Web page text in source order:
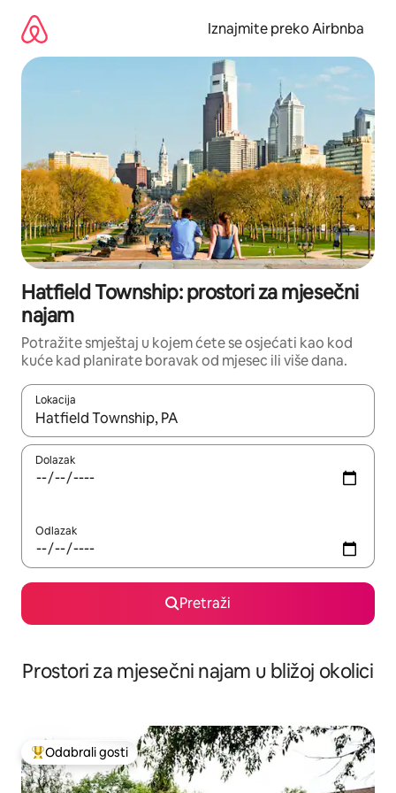
sadržaj
Iznajmite preko Airbnba
Hatfield Township: prostori za mjesečni
najam
Potražite smještaj u kojem ćete se osjećati kao kod
kuće kad planirate boravak od mjesec ili više dana.
Lokacija
Kada budu dostupni rezultati, moći ćete ih pregledati
Dolazak
Odlazak
Pretraži
Prostori za mjesečni najam u bližoj okolici
Među najviše rangiranima s oznakom „Odabrali gosti”
Odabrali gosti